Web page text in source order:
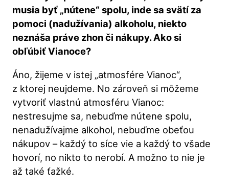
musia byť „nútene“ spolu, inde sa svätí za
pomoci (nadužívania) alkoholu, niekto
neznáša práve zhon či nákupy. Ako si
obľúbiť Vianoce?
Áno, žijeme v istej „atmosfére Vianoc“,
z ktorej neujdeme. No zároveň si môžeme
vytvoriť vlastnú atmosféru Vianoc:
nestresujme sa, nebuďme nútene spolu,
nenadužívajme alkohol, nebuďme obeťou
nákupov – každý to síce vie a každý to všade
hovorí, no nikto to nerobí. A možno to nie je
až také ťažké.